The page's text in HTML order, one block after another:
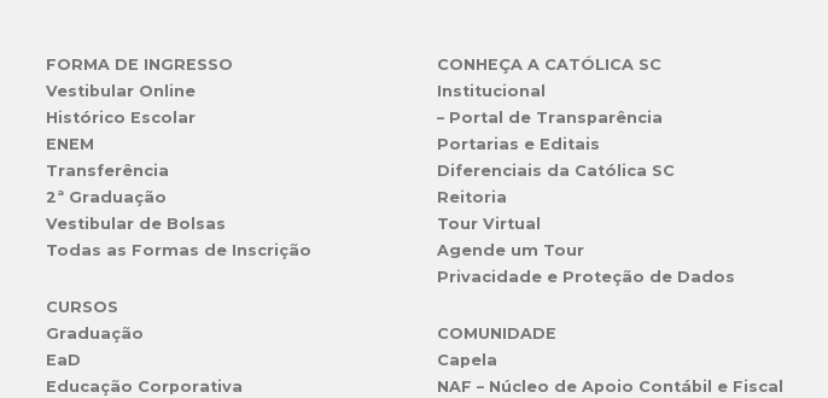
FORMA DE INGRESSO
Vestibular Online
Histórico Escolar
ENEM
Transferência
2ª Graduação
Vestibular de Bolsas
Todas as Formas de Inscrição
CURSOS
Graduação
EaD
Educação Corporativa
CONHEÇA A CATÓLICA SC
Institucional
– Portal de Transparência
Portarias e Editais
Diferenciais da Católica SC
Reitoria
Tour Virtual
Agende um Tour
Privacidade e Proteção de Dados
COMUNIDADE
Capela
NAF – Núcleo de Apoio Contábil e Fiscal